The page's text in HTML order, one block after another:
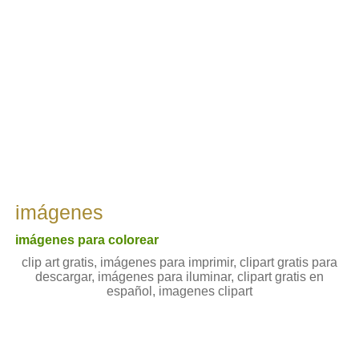
imágenes
imágenes para colorear
clip art gratis, imágenes para imprimir, clipart gratis para
descargar, imágenes para iluminar, clipart gratis en
español, imagenes clipart